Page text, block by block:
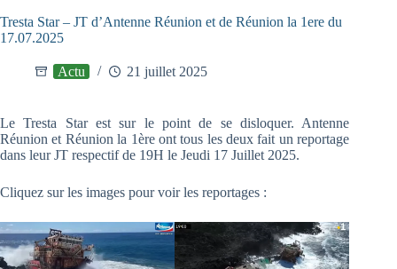
Tresta Star – JT d’Antenne Réunion et de Réunion la 1ere du
17.07.2025
Actu 21 juillet 2025
Le Tresta Star est sur le point de se disloquer. Antenne
Réunion et Réunion la 1ère ont tous les deux fait un reportage
dans leur JT respectif de 19H le Jeudi 17 Juillet 2025.
Cliquez sur les images pour voir les reportages :